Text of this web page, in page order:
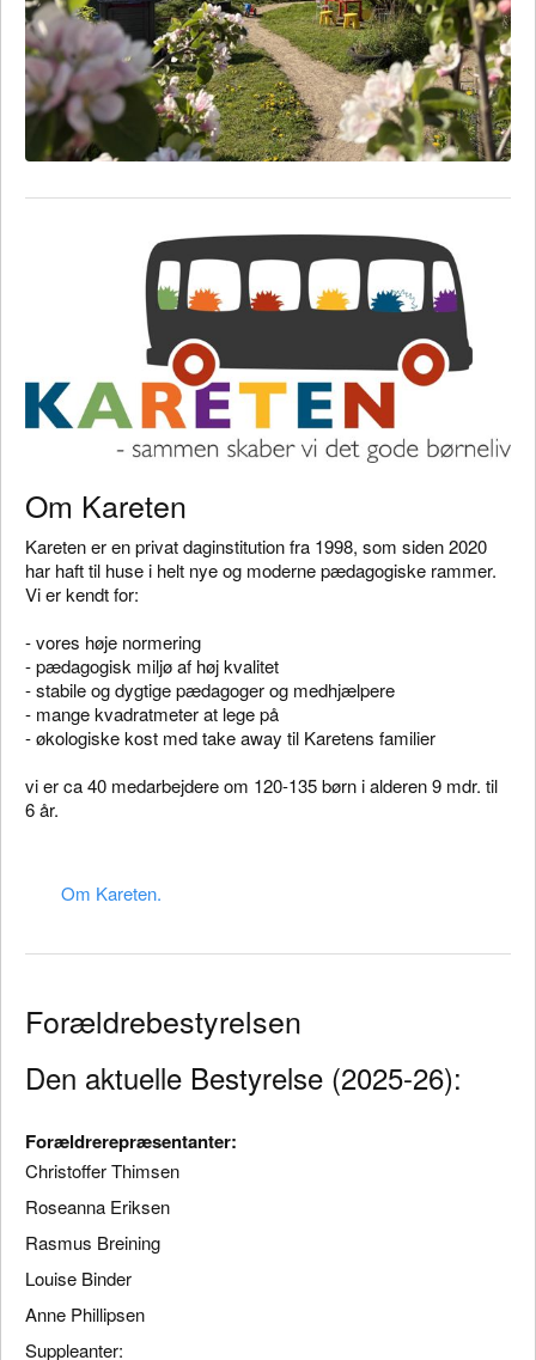
Om Kareten
Kareten er en privat daginstitution fra 1998, som siden 2020
har haft til huse i helt nye og moderne pædagogiske rammer.
Vi er kendt for:
- vores høje normering
- pædagogisk miljø af høj kvalitet
- stabile og dygtige pædagoger og medhjælpere
- mange kvadratmeter at lege på
- økologiske kost med take away til Karetens familier
vi er ca 40 medarbejdere om 120-135 børn i alderen 9 mdr. til
6 år.
Om Kareten.
Forældrebestyrelsen
Den aktuelle Bestyrelse (2025-26):
Forældrerepræsentanter:
Christoffer Thimsen
Roseanna Eriksen
Rasmus Breining
Louise Binder
Anne Phillipsen
Suppleanter: